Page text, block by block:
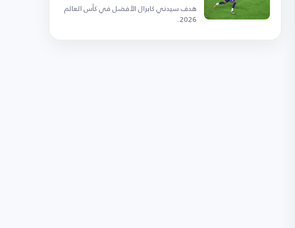
هدف سيدني كابرال الأفضل في كأس العالم
2026.